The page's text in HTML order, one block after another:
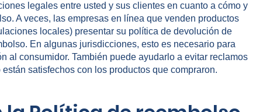
legales entre usted y sus clientes en cuanto a cómo y
A veces, las empresas en línea que venden productos
locales) presentar su política de devolución de
En algunas jurisdicciones, esto es necesario para
al consumidor. También puede ayudarlo a evitar reclamos
satisfechos con los productos que compraron.